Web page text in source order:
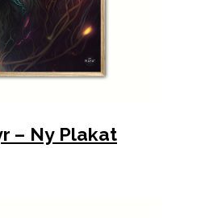
– Ny Plakat